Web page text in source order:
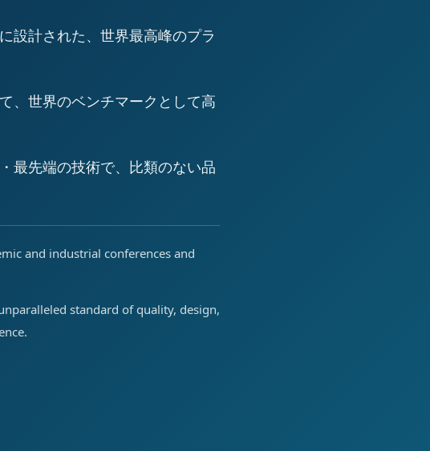
設計された、世界最高峰のプラ
、世界のベンチマークとして高
最先端の技術で、比類のない品
and industrial conferences and
standard of quality, design,